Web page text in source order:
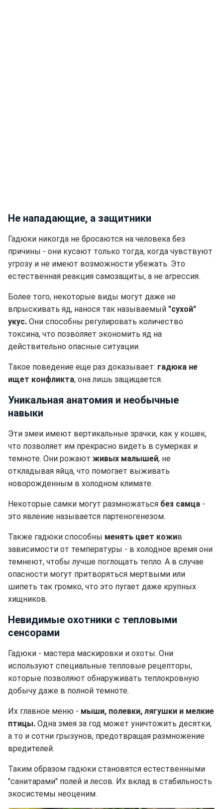
Не нападающие, а защитники
Гадюки никогда не бросаются на человека без
причины - они кусают только тогда, когда чувствуют
угрозу и не имеют возможности убежать. Это
естественная реакция самозащиты, а не агрессия.
Более того, некоторые виды могут даже не
впрыскивать яд, нанося так называемый "сухой"
укус. Они способны регулировать количество
токсина, что позволяет экономить яд на
действительно опасные ситуации.
Такое поведение еще раз доказывает: гадюка не
ищет конфликта, она лишь защищается.
Уникальная анатомия и необычные
навыки
Эти змеи имеют вертикальные зрачки, как у кошек,
что позволяет им прекрасно видеть в сумерках и
темноте. Они рожают живых малышей, не
откладывая яйца, что помогает выживать
новорожденным в холодном климате.
Некоторые самки могут размножаться без самца -
это явление называется партеногенезом.
Также гадюки способны менять цвет кожив
зависимости от температуры - в холодное время они
темнеют, чтобы лучше поглощать тепло. А в случае
опасности могут притворяться мертвыми или
шипеть так громко, что это пугает даже крупных
хищников.
Невидимые охотники с тепловыми
сенсорами
Гадюки - мастера маскировки и охоты. Они
используют специальные тепловые рецепторы,
которые позволяют обнаруживать теплокровную
добычу даже в полной темноте.
Их главное меню - мыши, полевки, лягушки и мелкие
птицы. Одна змея за год может уничтожить десятки,
а то и сотни грызунов, предотвращая размножение
вредителей.
Таким образом гадюки становятся естественными
"санитарами" полей и лесов. Их вклад в стабильность
экосистемы неоценим.